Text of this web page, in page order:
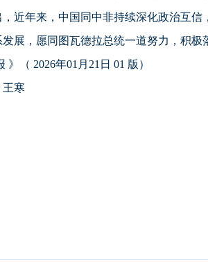
，近年来，中国同中非持续深化政治互
展，愿同图瓦德拉总统一道努力，积
》（ 2026年01月21日 01 版）
王寒